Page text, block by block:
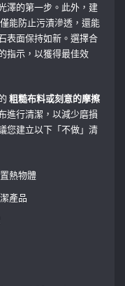
澤的第一步。此外，建
僅能防止污漬滲透，還能
表面保持如新。選擇合
指示，以獲得最佳效
粗糙布料或刻意的摩擦
進行清潔，以減少磨損
您建立以下「不做」清
熱物體
產品